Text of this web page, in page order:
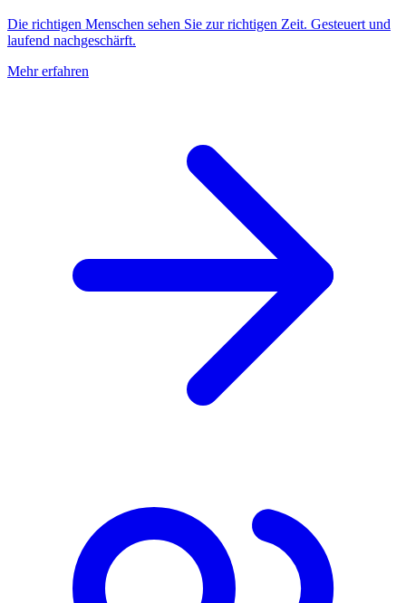
Die richtigen Menschen sehen Sie zur richtigen Zeit. Gesteuert und
laufend nachgeschärft.
Mehr erfahren